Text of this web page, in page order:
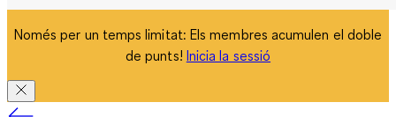
Només per un temps limitat: Els membres acumulen el doble
de punts! Inicia la sessió